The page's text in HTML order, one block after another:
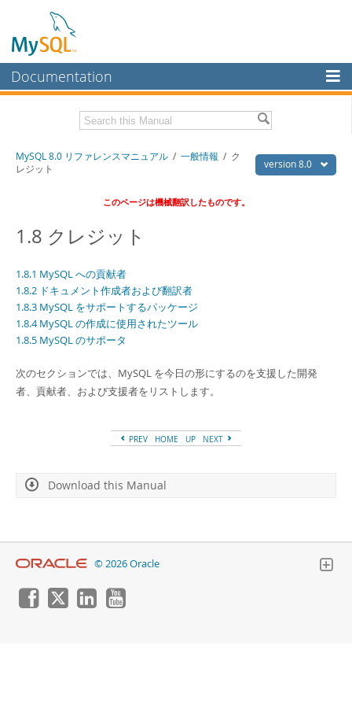
Documentation
MySQL Enterprise
Workbench
Connectors
More
MySQL.com
Downloads
Download this Manual version 8.0
MySQL 8.0 リファレンスマニュアル / 一般情報 / ク
レジット
このページは機械翻訳したものです。
1.8 クレジット
1.8.1 MySQL への貢献者
1.8.2 ドキュメント作成者および翻訳者
1.8.3 MySQL をサポートするパッケージ
1.8.4 MySQL の作成に使用されたツール
1.8.5 MySQL のサポータ
次のセクションでは、MySQL を今日の形にするのを支援した開発
者、貢献者、および支援者をリストします。
PREV HOME UP NEXT
Download this Manual
© 2026 Oracle